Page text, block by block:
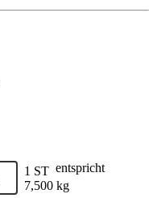
1 ST entspricht
7,500 kg